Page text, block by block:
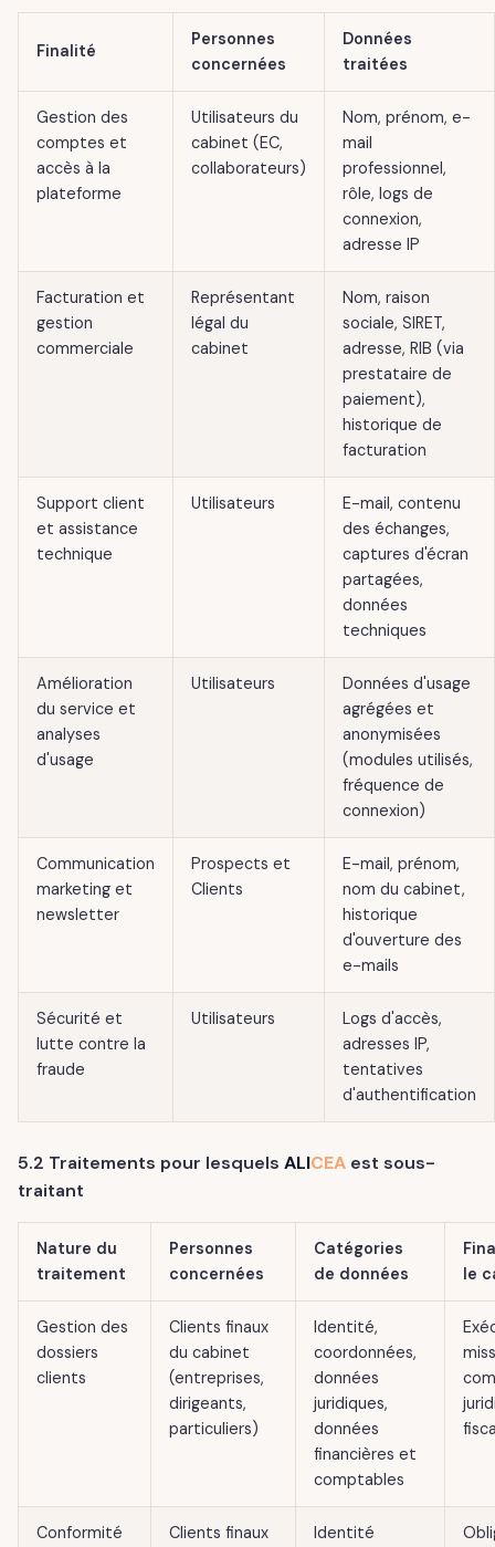
Finalité
Personnes
concernées
Données
traitées
Gestion des
comptes et
accès à la
plateforme
Utilisateurs du
cabinet (EC,
collaborateurs)
Nom, prénom, e-
mail
professionnel,
rôle, logs de
connexion,
adresse IP
Facturation et
gestion
commerciale
Représentant
légal du
cabinet
Nom, raison
sociale, SIRET,
adresse, RIB (via
prestataire de
paiement),
historique de
facturation
Support client
et assistance
technique
Utilisateurs
E-mail, contenu
des échanges,
captures d'écran
partagées,
données
techniques
Amélioration
du service et
analyses
d'usage
Utilisateurs
Données d'usage
agrégées et
anonymisées
(modules utilisés,
fréquence de
connexion)
Communication
marketing et
newsletter
Prospects et
Clients
E-mail, prénom,
nom du cabinet,
historique
d'ouverture des
e-mails
Sécurité et
lutte contre la
fraude
Utilisateurs
Logs d'accès,
adresses IP,
tentatives
d'authentification
5.2 Traitements pour lesquels ALICEA est sous-
traitant
Nature du
traitement
Personnes
concernées
Catégories
de données
le
Gestion des
dossiers
clients
Clients finaux
du cabinet
(entreprises,
dirigeants,
particuliers)
Identité,
coordonnées,
données
juridiques,
données
financières et
comptables
Conformité
Clients finaux
Identité